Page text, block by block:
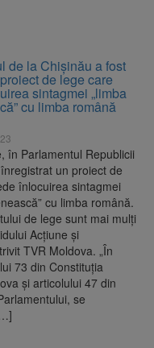
de la Chișinău a fost
de lege care
sintagmei „limba
cu limba română
în Parlamentul Republicii
un proiect de
înlocuirea sintagmei
cu limba română.
de lege sunt mai mulți
Acțiune și
TVR Moldova. „În
73 din Constituția
și articolului 47 din
se